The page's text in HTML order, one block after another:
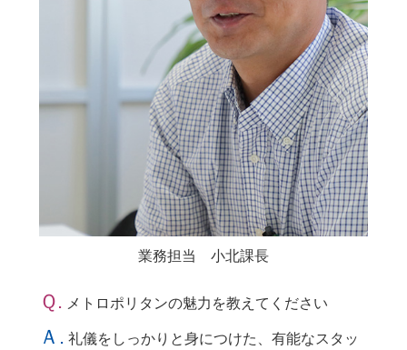
業務担当 小北課長
Ｑ. メトロポリタンの魅力を教えてください
Ａ. 礼儀をしっかりと身につけた、有能なスタッ